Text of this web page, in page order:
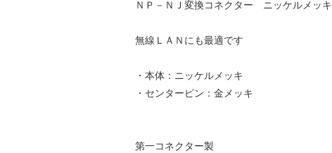
ＮＰ－ＮＪ変換コネクター ニッケルメッキ
無線ＬＡＮにも最適です
・本体：ニッケルメッキ
・センターピン：金メッキ
第一コネクター製